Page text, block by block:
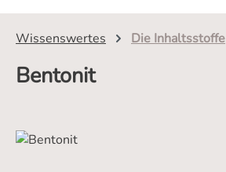
Wissenswertes Die Inhaltsstoffe
Bentonit